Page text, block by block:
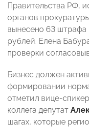
Правительства РФ,
органов
вынесено 63
рублей. Елена
проверки
Бизнес должен
формировании
отметил вице-
коллега депутат
шагах, которые